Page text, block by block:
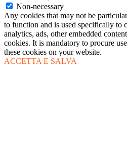
Non-necessary
Any cookies that may not be
to function and is used specifically to
analytics, ads, other embedded
cookies. It is mandatory to procure
these cookies on your website.
ACCETTA E SALVA